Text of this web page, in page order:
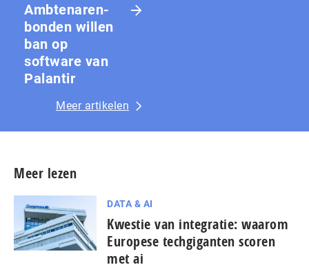
Amb­te­na­ren­
bon­den willen
ban op
software van
Palantir
Meer artikelen
Meer lezen
DATA & AI
Kwestie van integratie: waarom
Europese techgiganten scoren
met ai